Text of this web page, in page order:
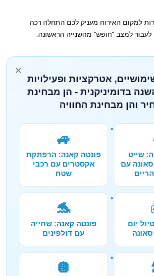
למקום האירוח מעניק לכם התחלה רכה
לעבור למצב "חופש" מהשנייה הראשונה.
×
אטרקציות ופעילויות
בדומיניקנית - הן מבחינת
והן מבחינת החוויה
שייט
עם
🚙
פונטה קאנה: הרפתקת
אקסטרים עם רכבי
שטח
יום
🐬
פונטה קאנה: שחייה
עם דולפינים
🪩